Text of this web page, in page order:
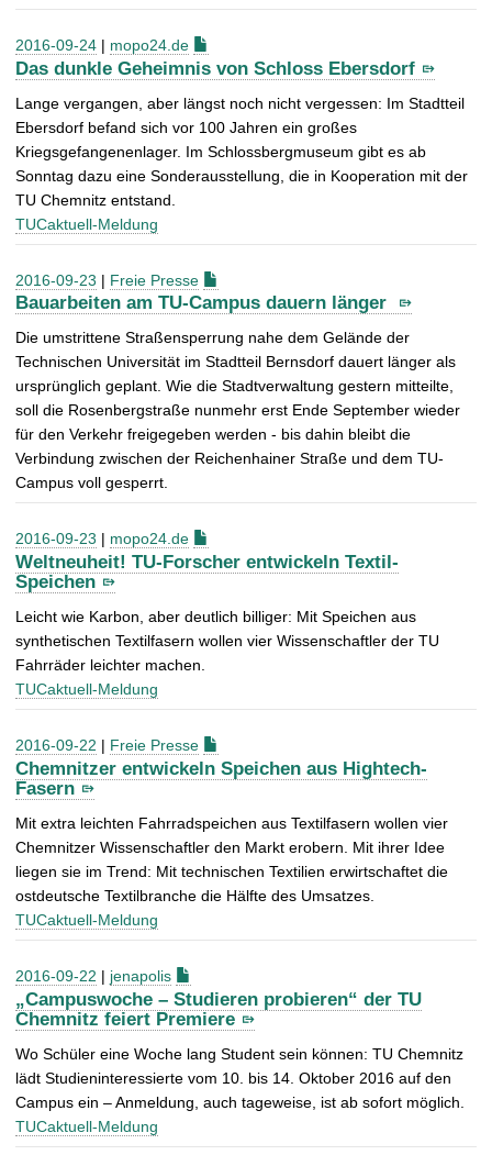
2016-09-24 | mopo24.de
Das dunkle Geheimnis von Schloss Ebersdorf
Lange vergangen, aber längst noch nicht vergessen: Im Stadtteil
Ebersdorf befand sich vor 100 Jahren ein großes
Kriegsgefangenenlager. Im Schlossbergmuseum gibt es ab
Sonntag dazu eine Sonderausstellung, die in Kooperation mit der
TU Chemnitz entstand.
TUCaktuell-Meldung
2016-09-23 | Freie Presse
Bauarbeiten am TU-Campus dauern länger
Die umstrittene Straßensperrung nahe dem Gelände der
Technischen Universität im Stadtteil Bernsdorf dauert länger als
ursprünglich geplant. Wie die Stadtverwaltung gestern mitteilte,
soll die Rosenbergstraße nunmehr erst Ende September wieder
für den Verkehr freigegeben werden - bis dahin bleibt die
Verbindung zwischen der Reichenhainer Straße und dem TU-
Campus voll gesperrt.
2016-09-23 | mopo24.de
Weltneuheit! TU-Forscher entwickeln Textil-
Speichen
Leicht wie Karbon, aber deutlich billiger: Mit Speichen aus
synthetischen Textilfasern wollen vier Wissenschaftler der TU
Fahrräder leichter machen.
TUCaktuell-Meldung
2016-09-22 | Freie Presse
Chemnitzer entwickeln Speichen aus Hightech-
Fasern
Mit extra leichten Fahrradspeichen aus Textilfasern wollen vier
Chemnitzer Wissenschaftler den Markt erobern. Mit ihrer Idee
liegen sie im Trend: Mit technischen Textilien erwirtschaftet die
ostdeutsche Textilbranche die Hälfte des Umsatzes.
TUCaktuell-Meldung
2016-09-22 | jenapolis
„Campuswoche – Studieren probieren“ der TU
Chemnitz feiert Premiere
Wo Schüler eine Woche lang Student sein können: TU Chemnitz
lädt Studieninteressierte vom 10. bis 14. Oktober 2016 auf den
Campus ein – Anmeldung, auch tageweise, ist ab sofort möglich.
TUCaktuell-Meldung